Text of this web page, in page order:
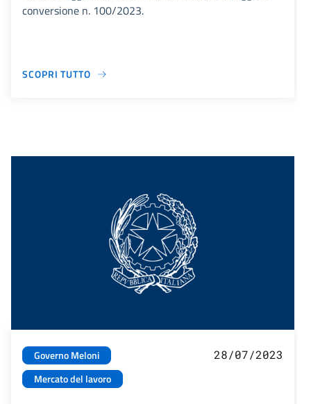
conversione n. 100/2023.
SCOPRI TUTTO
Governo Meloni
Mercato del lavoro
28/07/2023